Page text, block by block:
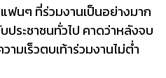
ฟนๆ ที่ร่วมงานเป็นอย่างมาก
ประชาชนทั่วไป คาดว่าหลังจบ
มเร็วตบเท้าร่วมงานไม่ต่ำ